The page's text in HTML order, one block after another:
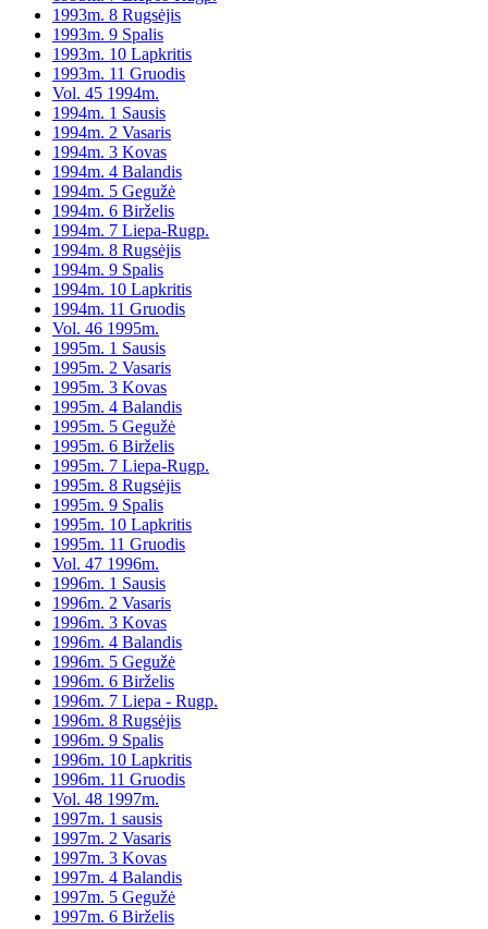
1993m. 8 Rugsėjis
1993m. 9 Spalis
1993m. 10 Lapkritis
1993m. 11 Gruodis
Vol. 45 1994m.
1994m. 1 Sausis
1994m. 2 Vasaris
1994m. 3 Kovas
1994m. 4 Balandis
1994m. 5 Gegužė
1994m. 6 Birželis
1994m. 7 Liepa-Rugp.
1994m. 8 Rugsėjis
1994m. 9 Spalis
1994m. 10 Lapkritis
1994m. 11 Gruodis
Vol. 46 1995m.
1995m. 1 Sausis
1995m. 2 Vasaris
1995m. 3 Kovas
1995m. 4 Balandis
1995m. 5 Gegužė
1995m. 6 Birželis
1995m. 7 Liepa-Rugp.
1995m. 8 Rugsėjis
1995m. 9 Spalis
1995m. 10 Lapkritis
1995m. 11 Gruodis
Vol. 47 1996m.
1996m. 1 Sausis
1996m. 2 Vasaris
1996m. 3 Kovas
1996m. 4 Balandis
1996m. 5 Gegužė
1996m. 6 Birželis
1996m. 7 Liepa - Rugp.
1996m. 8 Rugsėjis
1996m. 9 Spalis
1996m. 10 Lapkritis
1996m. 11 Gruodis
Vol. 48 1997m.
1997m. 1 sausis
1997m. 2 Vasaris
1997m. 3 Kovas
1997m. 4 Balandis
1997m. 5 Gegužė
1997m. 6 Birželis